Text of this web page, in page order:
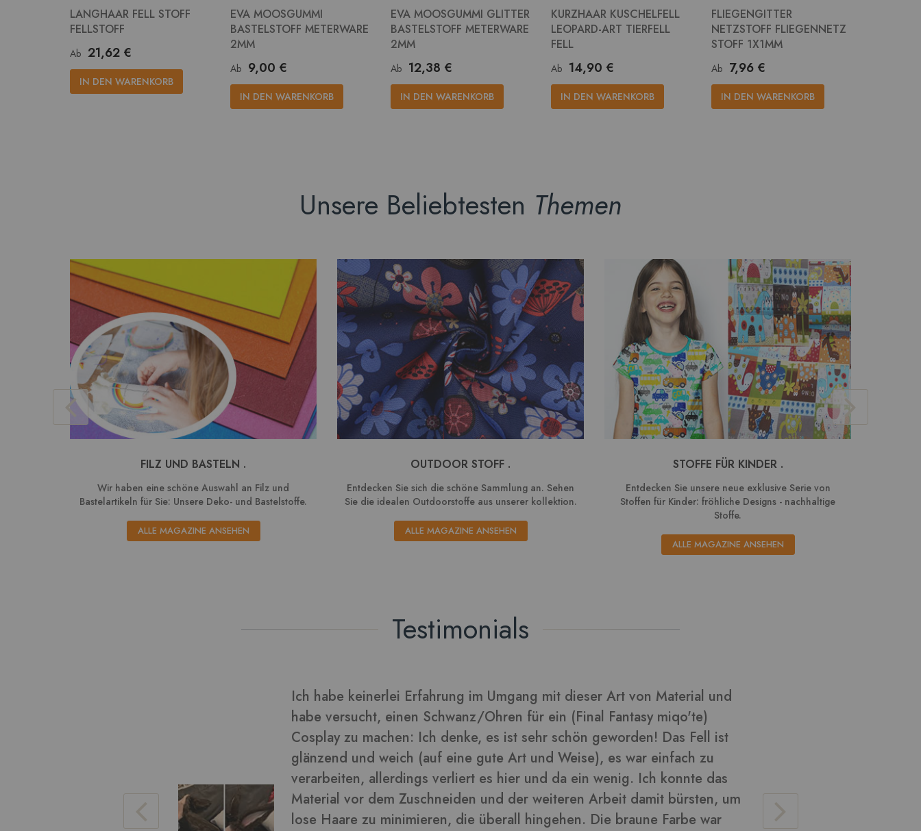
LANGHAAR FELL STOFF
FELLSTOFF
Ab 21,62 €
IN DEN WARENKORB
EVA MOOSGUMMI
BASTELSTOFF METERWARE
2MM
Ab 9,00 €
IN DEN WARENKORB
EVA MOOSGUMMI GLITTER
BASTELSTOFF METERWARE
2MM
Ab 12,38 €
IN DEN WARENKORB
KURZHAAR KUSCHELFELL
LEOPARD-ART TIERFELL
FELL
Ab 14,90 €
IN DEN WARENKORB
FLIEGENGITTER
NETZSTOFF FLIEGENNETZ
STOFF 1X1MM
Ab 7,96 €
IN DEN WARENKORB
Unsere Beliebtesten Themen
FILZ UND BASTELN .
Wir haben eine schöne Auswahl an Filz und
Bastelartikeln für Sie: Unsere Deko- und Bastelstoffe.
ALLE MAGAZINE ANSEHEN
OUTDOOR STOFF .
Entdecken Sie sich die schöne Sammlung an. Sehen
Sie die idealen Outdoorstoffe aus unserer kollektion.
ALLE MAGAZINE ANSEHEN
STOFFE FÜR KINDER .
Entdecken Sie unsere neue exklusive Serie von
Stoffen für Kinder: fröhliche Designs - nachhaltige
Stoffe.
ALLE MAGAZINE ANSEHEN
Testimonials
Arbeit damit bürsten, um
Die braune Farbe war
Verarbeitet sich gut und die Blätter daraus sehen toll aus ????
Bilder in dieser Rezension
Vera-Kunden